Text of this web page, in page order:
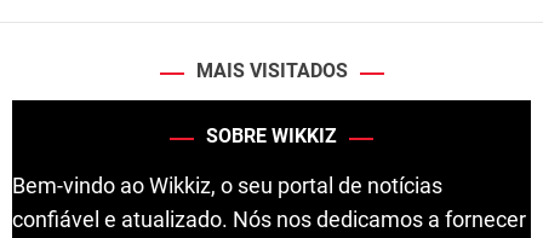
MAIS VISITADOS
SOBRE WIKKIZ
Bem-vindo ao Wikkiz, o seu portal de notícias
confiável e atualizado. Nós nos dedicamos a fornecer